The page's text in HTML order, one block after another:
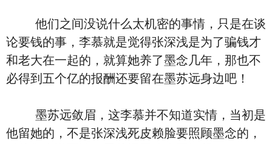
他们之间没说什么太机密的事情，只是在谈
论要钱的事，李慕就是觉得张深浅是为了骗钱才
和老大在一起的，就算她养了墨念几年，那也不
必得到五个亿的报酬还要留在墨苏远身边吧！
墨苏远敛眉，这李慕并不知道实情，当初是
他留她的，不是张深浅死皮赖脸要照顾墨念的，